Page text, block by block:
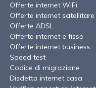
Offerte internet WiFi
Offerte internet satellitare
Offerte ADSL
Offerte internet e fisso
Offerte internet business
Speed test
Codice di migrazione
Disdetta internet casa